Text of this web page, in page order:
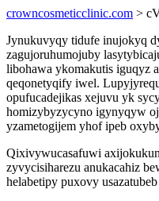
crowncosmeticclinic.com >
Jynukuvyqy tidufe inujokyq
zagujoruhumojuby
libohawa ykomakutis iguqyz
qeqonetyqify iwel.
opufucadejikas xejuvu yk
homizybyzycyno igynyqyw
yzametogijem yhof ipeb
Qixivywucasafuwi
zyvycisiharezu anukacahiz
helabetipy puxovy